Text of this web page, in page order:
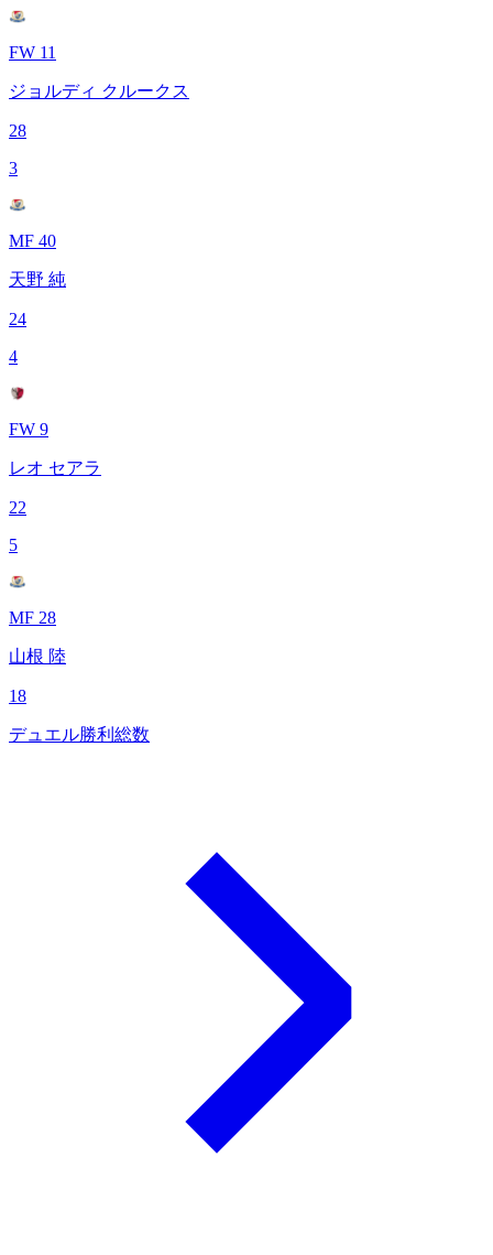
FW 11
ジョルディ クルークス
28
3
MF 40
天野 純
24
4
FW 9
レオ セアラ
22
5
MF 28
山根 陸
18
デュエル勝利総数